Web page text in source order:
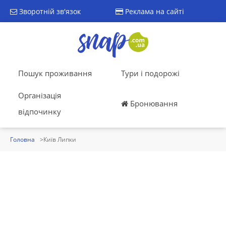
Зворотній зв'язок Реклама на сайті
Пошук проживання Тури і подорожі
Організація
відпочинку
Бронювання
Головна Київ Липки